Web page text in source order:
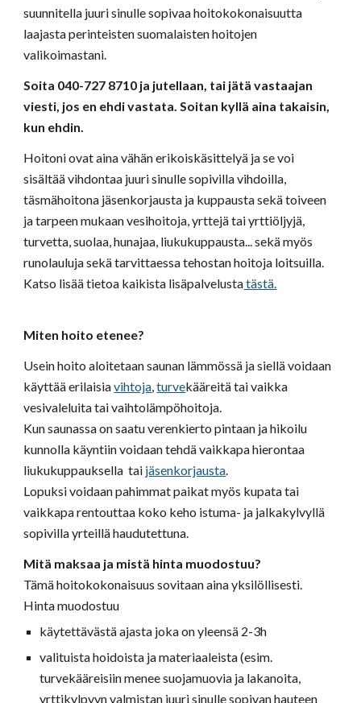
suunnitella juuri sinulle sopivaa hoitokokonaisuutta
laajasta perinteisten suomalaisten hoitojen
valikoimastani.
Soita 040-727 8710 ja jutellaan, tai jätä vastaajan
viesti, jos en ehdi vastata. Soitan kyllä aina takaisin,
kun ehdin.
Hoitoni ovat aina vähän erikoiskäsittelyä ja sevoi
sisältää vihdontaa juuri sinullesopivilla vihdoilla,
täsmähoitona jäsenkorjausta ja kuppausta sekä toiveen
ja tarpeen mukaan vesihoitoja, yrttejätai yrttiöljyjä,
turvetta, suolaa, hunajaa, liukukuppausta... sekä myös
runolaulujasekä tarvittaessa tehostan hoitoja loitsuilla.
Katso lisää tietoa kaikista lisäpalvelustatästä.
Miten hoito etenee?
Usein hoito aloitetaan saunan lämmössä ja siellä voidaan
käyttää erilaisiavihtoja,turvekääreitä tai vaikka
vesivaleluita tai vaihtolämpöhoitoja.
Kun saunassa on saatu verenkierto pintaan ja hikoilu
kunnolla käyntiin voidaan tehdä vaikkapa hierontaa
liukukuppauksella tai jäsenkorjausta.
Lopuksi voidaan pahimmat paikat myös kupata tai
vaikkapa rentouttaa koko keho istuma- ja jalkakylvyllä
sopivilla yrteillä haudutettuna.
Mitä maksaa ja mistä hinta muodostuu?
Tämä hoitokokonaisuus sovitaan aina yksilöllisesti.
Hinta muodostuu
käytettävästä ajasta joka on yleensä 2-3h
valituista hoidoista ja materiaaleista (esim.
turvekääreisiin menee suojamuovia ja lakanoita,
yrttikylpyyn valmistan juuri sinulle sopivan hauteen